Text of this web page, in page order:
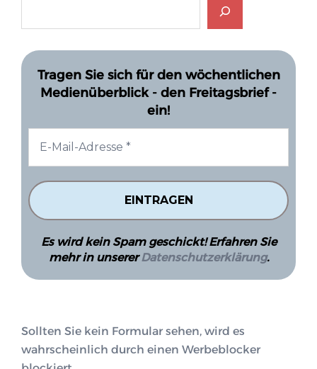
Tragen Sie sich für den wöchentlichen
Medienüberblick - den Freitagsbrief -
ein!
Es wird kein Spam geschickt! Erfahren Sie
mehr in unsererDatenschutzerklärung.
Sollten Sie kein Formular sehen, wird es
wahrscheinlich durch einen Werbeblocker